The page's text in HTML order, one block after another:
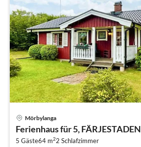
Mörbylanga
Ferienhaus für 5, FÄRJESTADEN
5 Gäste64 m22 Schlafzimmer